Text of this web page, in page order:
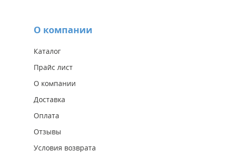
О компании
Каталог
Прайс лист
О компании
Доставка
Оплата
Отзывы
Условия возврата